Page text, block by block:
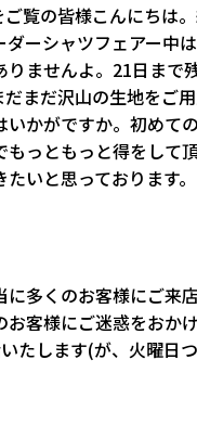
覧の皆様こんにちは
ダーシャツフェアー中
りませんよ。21日まで
だまだ沢山の生地をご
いかがですか。初めて
もっともっと得をして
いと思っております。
に多くのお客様にご来
お客様にご迷惑をおか
たします(が、火曜日